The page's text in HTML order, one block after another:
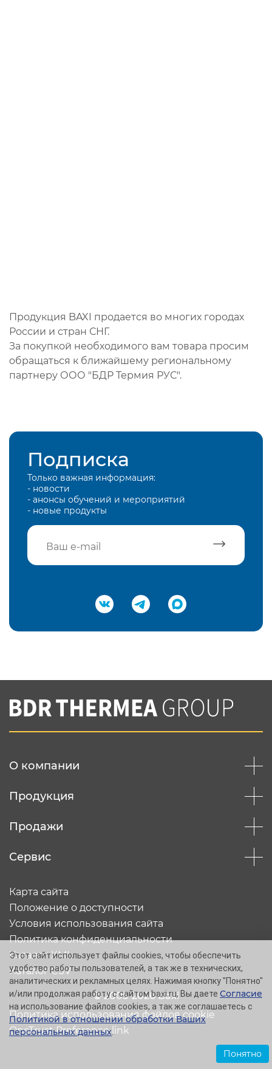
Продукция BAXI продается во многих городах
России и стран СНГ.
За покупкой необходимого вам товара просим
обращаться к ближайшему региональному
партнеру ООО "БДР Термия РУС".
Подписка
Только важная информация:
- новости
- анонсы обучений и мероприятий
- новые продукты
Подтвердить e-mail
Вы соглашаетесь с нашей политикой
конфеденциальности
О компании
Продукция
Продажи
Сервис
© 2005-2026 Baxi
Карта сайта
Положение о доступности
Условия использования сайта
Политика конфиденциальности
Каталог XML
Каталог CSV
Политика использования файлов cookie
OneTrust Preference link
Этот сайт использует файлы cookies, чтобы обеспечить
удобство работы пользователей, а так же в технических,
аналитических и рекламных целях. Нажимая кнопку "Понятно"
и/или продолжая работу с сайтом baxi.ru, Вы даете Согласие
на использование файлов cookies, а так же соглашаетесь с
Политикой в отношении обработки Ваших
персональных данных.
Понятно